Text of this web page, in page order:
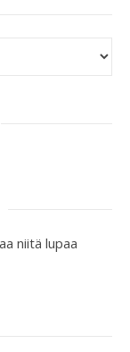
niitä lupaa